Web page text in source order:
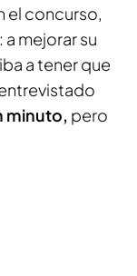
el concurso,
mejorar su
a tener que
minuto, pero